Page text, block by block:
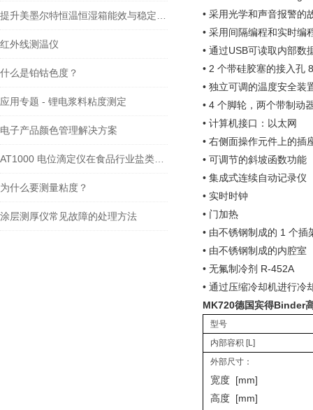
红外线测温仪
什么是铂钴色度？
应用专题 - 锂电浆料粘度测定
电子产品颜色管理解决方案
为什么要测量粘度？
涂层测厚仪常见故障的处理方法
• 采用光学和声音报警的
• 采用间隔编程和实时编
• 通过USB可读取内部数
• 2 个带硅胶塞的接入孔
• 独立可调的温度安全装
• 4 个脚轮，两个带制动
• 计算机接口：以太网
• 右侧面操作元件上的插
• 可调节的斜坡函数功能
• 集成式连续自动记录仪
• 实时时钟
• 门加热
• 由不锈钢制成的 1 个插
• 由不锈钢制成的内腔室
• 无氟制冷剂 R-452A
• 通过压缩冷却机进行冷
MK720德国宾得Binder
型号
内部容积 [L]
外部尺寸：
宽度 [mm]
高度 [mm]